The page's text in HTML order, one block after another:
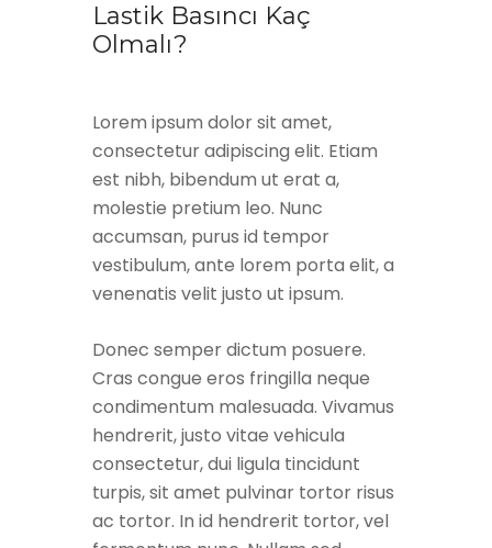
Lastik Basıncı Kaç
Olmalı?
Lorem ipsum dolor sit amet,
consectetur adipiscing elit. Etiam
est nibh, bibendum ut erat a,
molestie pretium leo. Nunc
accumsan, purus id tempor
vestibulum, ante lorem porta elit, a
venenatis velit justo ut ipsum.
Donec semper dictum posuere.
Cras congue eros fringilla neque
condimentum malesuada. Vivamus
hendrerit, justo vitae vehicula
consectetur, dui ligula tincidunt
turpis, sit amet pulvinar tortor risus
ac tortor. In id hendrerit tortor, vel